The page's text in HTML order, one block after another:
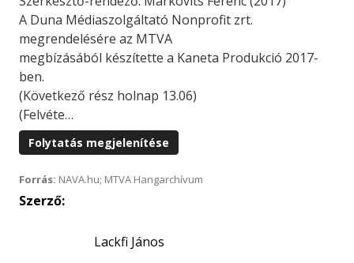
A Duna Médiaszolgáltató Nonprofit zrt.
megrendelésére az MTVA
megbízásából készítette a Kaneta Produkció 2017-
ben.
(Következő rész holnap 13.06)
(Felvéte…
Folytatás megjelenítése
Forrás: NAVA.hu; MTVA Hangarchívum
Szerző:
Lackfi János